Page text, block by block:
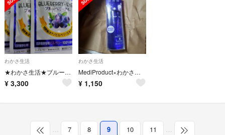
わかさ生活
★わかさ生活★ブルーベリーアイ★３１粒入り３袋セット販売★
¥ 3,300
わかさ生活
MediProduct×わかさ生活 アイシャンプーロング 95ml
¥ 1,150
… 7 8 9 10 11 …